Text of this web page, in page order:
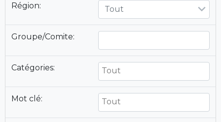
Région: Tout
Groupe/Comite:
Catégories:
Mot clé: